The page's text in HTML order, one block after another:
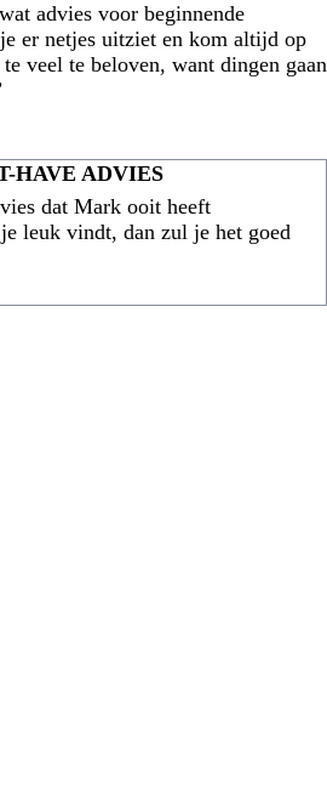
advies voor beginnende
er netjes uitziet en kom altijd op
veel te beloven, want dingen gaan
HAVE ADVIES
dat Mark ooit heeft
leuk vindt, dan zul je het goed